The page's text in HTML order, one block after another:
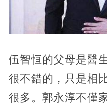
伍智恒的父母是醫
很不錯的，只是相
很多。郭永淳不僅